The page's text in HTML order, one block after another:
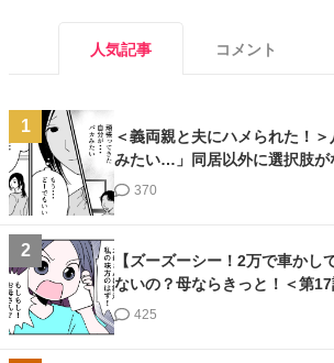
人気記事 コメント
1
＜義両親と夫にハメられた！
みたい…」同居以外に選択肢が
370
2
【ズーズーシー！2万で車かし
ないの？母ならきっと！＜第
425